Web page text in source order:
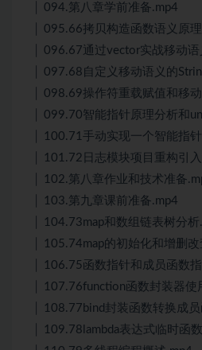
│ 094.第八章学前准备.mp4
│ 095.66拷贝构造函数语义原
│ 096.67通过vector实战移动
│ 097.68自定义移动语义的
│ 098.69操作符重载赋值和移
│ 099.70智能指针原理分析和
│ 100.71手动实现一个智能指
│ 101.72日志模块项目重构引
│ 102.第八章作业和技术准备
│ 103.第九章课前准备.mp4
│ 104.73map和数组链表树分析
│ 105.74map的初始化和增删改
│ 106.75函数指针和成员函数
│ 107.76function函数封装器使
│ 108.77bind封装函数转换成
│ 109.78lambda表达式临时函